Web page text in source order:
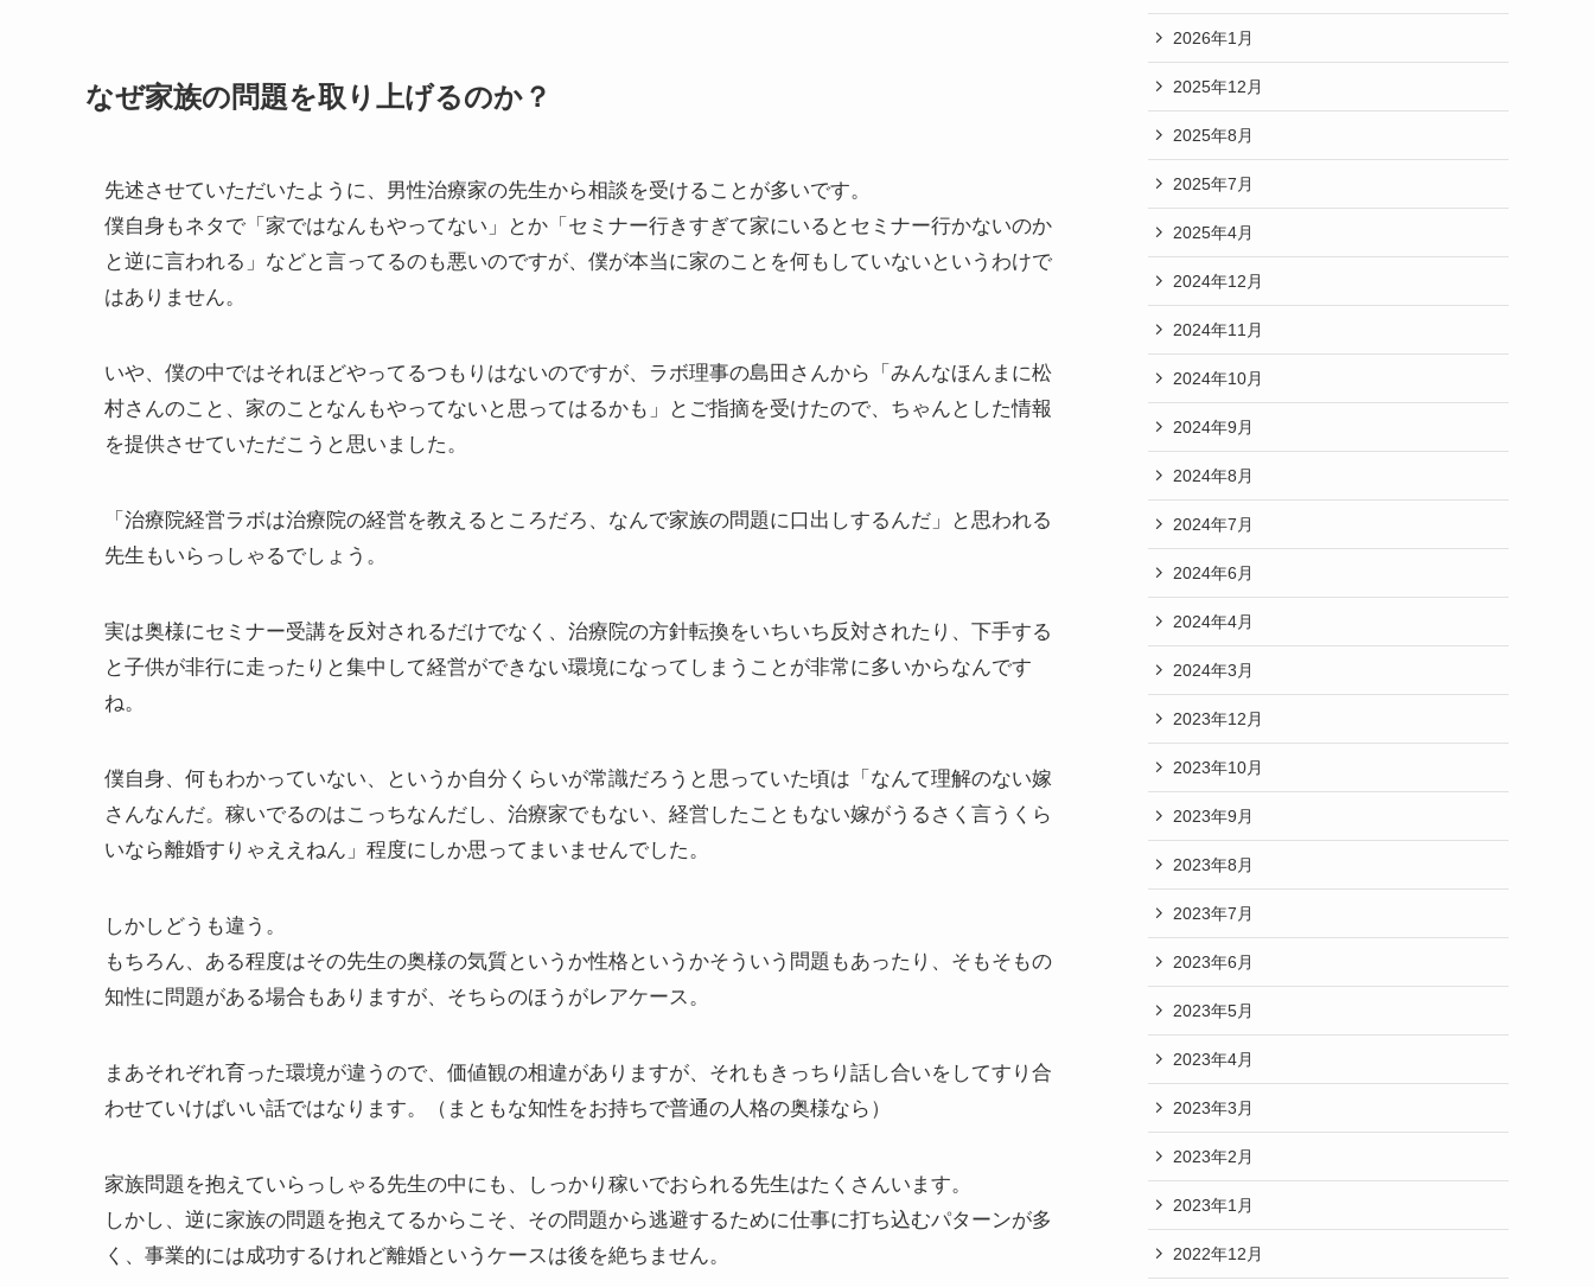
なぜ家族の問題を取り上げるのか？
先述させていただいたように、男性治療家の先生から相談を受けることが多いです。
僕自身もネタで「家ではなんもやってない」とか「セミナー行きすぎて家にいるとセミナー行かないのか
と逆に言われる」などと言ってるのも悪いのですが、僕が本当に家のことを何もしていないというわけで
はありません。
いや、僕の中ではそれほどやってるつもりはないのですが、ラボ理事の島田さんから「みんなほんまに松
村さんのこと、家のことなんもやってないと思ってはるかも」とご指摘を受けたので、ちゃんとした情報
を提供させていただこうと思いました。
「治療院経営ラボは治療院の経営を教えるところだろ、なんで家族の問題に口出しするんだ」と思われる
先生もいらっしゃるでしょう。
実は奥様にセミナー受講を反対されるだけでなく、治療院の方針転換をいちいち反対されたり、下手する
と子供が非行に走ったりと集中して経営ができない環境になってしまうことが非常に多いからなんです
ね。
僕自身、何もわかっていない、というか自分くらいが常識だろうと思っていた頃は「なんて理解のない嫁
さんなんだ。稼いでるのはこっちなんだし、治療家でもない、経営したこともない嫁がうるさく言うくら
いなら離婚すりゃええねん」程度にしか思ってまいませんでした。
しかしどうも違う。
もちろん、ある程度はその先生の奥様の気質というか性格というかそういう問題もあったり、そもそもの
知性に問題がある場合もありますが、そちらのほうがレアケース。
まあそれぞれ育った環境が違うので、価値観の相違がありますが、それもきっちり話し合いをしてすり合
わせていけばいい話ではなります。（まともな知性をお持ちで普通の人格の奥様なら）
家族問題を抱えていらっしゃる先生の中にも、しっかり稼いでおられる先生はたくさんいます。
しかし、逆に家族の問題を抱えてるからこそ、その問題から逃避するために仕事に打ち込むパターンが多
く、事業的には成功するけれど離婚というケースは後を絶ちません。
2026年1月
2025年12月
2025年8月
2025年7月
2025年4月
2024年12月
2024年11月
2024年10月
2024年9月
2024年8月
2024年7月
2024年6月
2024年4月
2024年3月
2023年12月
2023年10月
2023年9月
2023年8月
2023年7月
2023年6月
2023年5月
2023年4月
2023年3月
2023年2月
2023年1月
2022年12月